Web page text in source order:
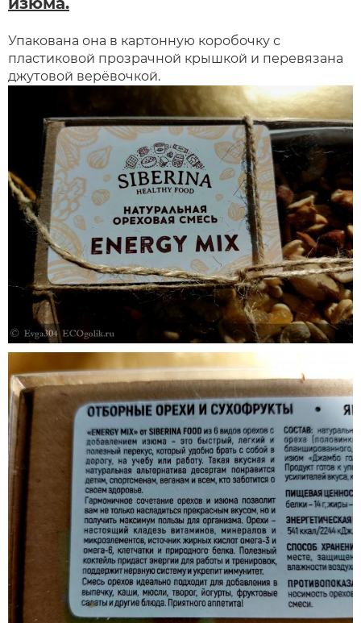
Упакована она в картонную коробочку с
пластиковой прозрачной крышкой и перевязана
джутовой верёвочкой.